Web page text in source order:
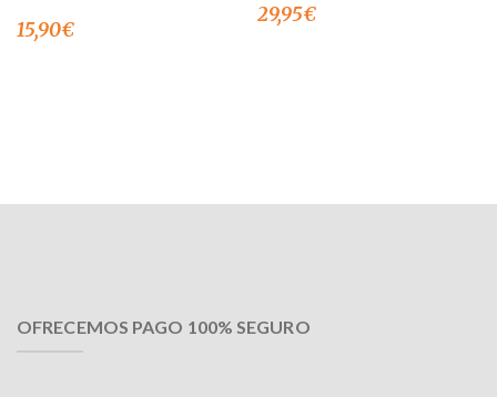
15,90€
29,95€
OFRECEMOS PAGO 100% SEGURO